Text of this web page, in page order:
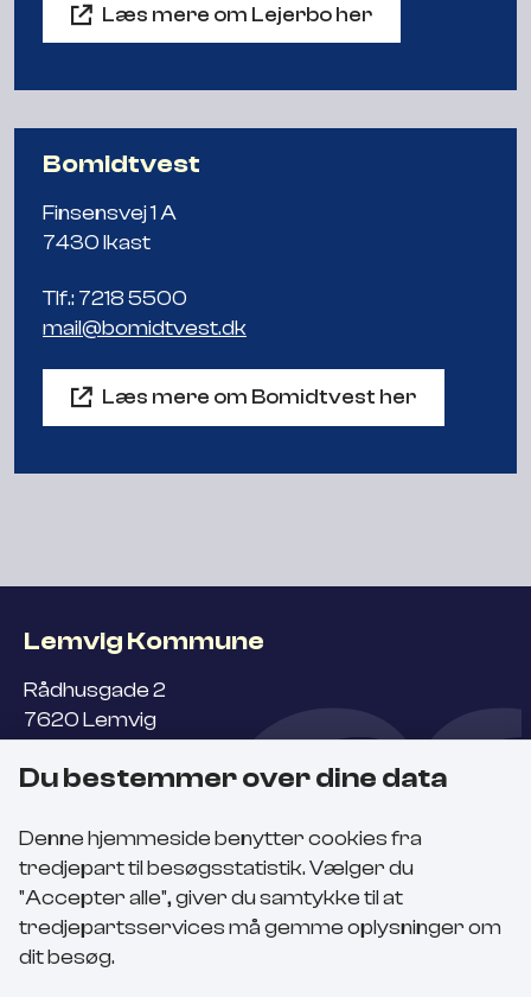
Læs mere om Lejerbo her
Bomidtvest
Finsensvej 1 A
7430 Ikast
Tlf.: 7218 5500
mail@bomidtvest.dk
Læs mere om Bomidtvest her
Lemvig Kommune
Rådhusgade 2
7620 Lemvig
Kontakt
Bosætningskonsulent,
Sanne Haugaard Hermansen
+452545 2868
Send en mail
Du bestemmer over dine data
Denne hjemmeside benytter cookies fra
tredjepart til besøgsstatistik. Vælger du
"Accepter alle", giver du samtykke til at
tredjepartsservices må gemme oplysninger om
dit besøg.